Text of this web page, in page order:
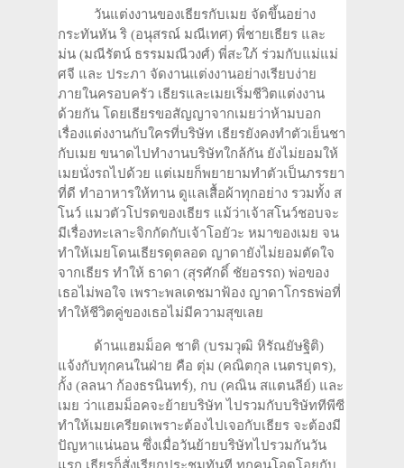
วันแต่งงานของเธียรกับเมย จัดขึ้นอย่าง
กระทันหัน ริ (อนุสรณ์ มณีเทศ) พี่ชายเธียร และ
ม่น (มณีรัตน์ ธรรมมณีวงศ์) พี่สะใภ้ ร่วมกับแม่แม่
ศจี และ ประภา จัดงานแต่งงานอย่างเรียบง่าย
ภายในครอบครัว เธียรและเมยเริ่มชีวิตแต่งงาน
ด้วยกัน โดยเธียรขอสัญญาจากเมยว่าห้ามบอก
เรื่องแต่งงานกับใครที่บริษัท เธียรยังคงทำตัวเย็นชา
กับเมย ขนาดไปทำงานบริษัทใกล้กัน ยังไม่ยอมให้
เมยนั่งรถไปด้วย แต่เมยก็พยายามทำตัวเป็นภรรยา
ที่ดี ทำอาหารให้ทาน ดูแลเสื้อผ้าทุกอย่าง รวมทั้ง ส
โนว์ แมวตัวโปรดของเธียร แม้ว่าเจ้าสโนว์ชอบจะ
มีเรื่องทะเลาะจิกกัดกับเจ้าโอยัวะ หมาของเมย จน
ทำให้เมยโดนเธียรดุตลอด ญาดายังไม่ยอมตัดใจ
จากเธียร ทำให้ ธาดา (สุรศักดิ์ ชัยอรรถ) พ่อของ
เธอไม่พอใจ เพราะพลเดชมาฟ้อง ญาดาโกรธพ่อที่
ทำให้ชีวิตคู่ของเธอไม่มีความสุขเลย
ด้านแฮมม็อค ชาติ (บรมวุฒิ หิรัณยัษฐิติ)
แจ้งกับทุกคนในฝ่าย คือ ตุ่ม (คณิตกุล เนตรบุตร),
กั้ง (ลลนา ก้องธรนินทร์), กบ (คณิน สแตนลีย์) และ
เมย ว่าแฮมม็อคจะย้ายบริษัท ไปรวมกับบริษัททีพีซี
ทำให้เมยเครียดเพราะต้องไปเจอกับเธียร จะต้องมี
ปัญหาแน่นอน ซึ่งเมื่อวันย้ายบริษัทไปรวมกันวัน